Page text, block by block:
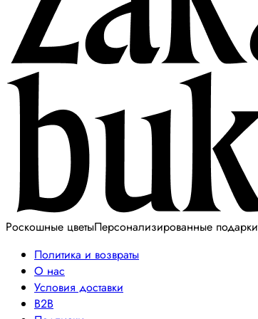
Роскошные цветыПерсонализированные подарки
Политика и возвраты
О нас
Условия доставки
B2B